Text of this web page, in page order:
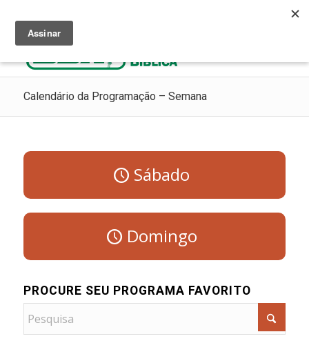
Calendário da Programação – Semana
Sábado
Domingo
PROCURE SEU PROGRAMA FAVORITO